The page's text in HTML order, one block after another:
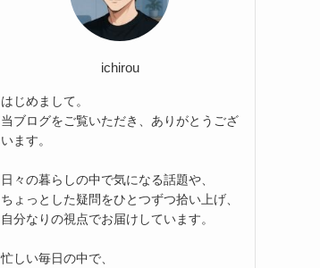
ichirou
はじめまして。
当ブログをご覧いただき、ありがとうござ
います。
日々の暮らしの中で気になる話題や、
ちょっとした疑問をひとつずつ拾い上げ、
自分なりの視点でお届けしています。
忙しい毎日の中で、